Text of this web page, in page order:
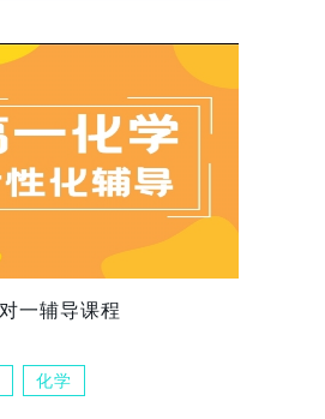
一辅导课程
化学